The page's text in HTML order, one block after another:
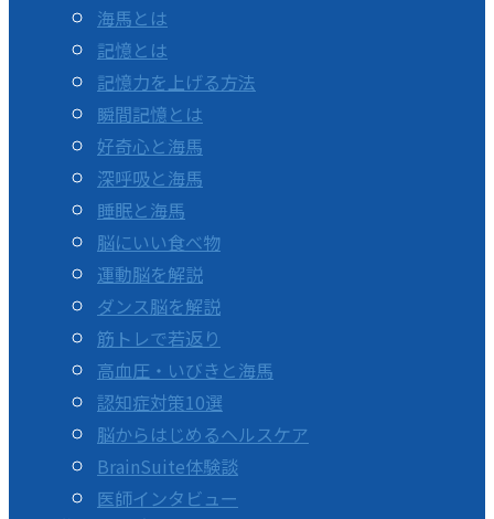
海馬とは
記憶とは
記憶力を上げる方法
瞬間記憶とは
好奇心と海馬
深呼吸と海馬
睡眠と海馬
脳にいい食べ物
運動脳を解説
ダンス脳を解説
筋トレで若返り
高血圧・いびきと海馬
認知症対策10選
脳からはじめるヘルスケア
BrainSuite体験談
医師インタビュー